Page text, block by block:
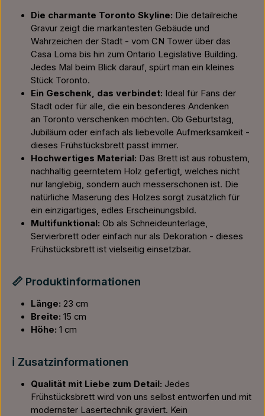
Die charmante Toronto Skyline: Die detailreiche
Gravur zeigt die markantesten Gebäude und
Wahrzeichen der Stadt - vom CN Tower über das
Casa Loma bis hin zum Ontario Legislative Building.
Jedes Mal beim Blick darauf, spürt man ein kleines
Stück Toronto.
Ein Geschenk, das verbindet: Ideal für Fans der
Stadt oder für alle, die ein besonderes Andenken
an Toronto verschenken möchten. Ob Geburtstag,
Jubiläum oder einfach als liebevolle Aufmerksamkeit -
dieses Frühstücksbrett passt immer.
Hochwertiges Material: Das Brett ist aus robustem,
nachhaltig geerntetem Holz gefertigt, welches nicht
nur langlebig, sondern auch messerschonen ist. Die
natürliche Maserung des Holzes sorgt zusätzlich für
ein einzigartiges, edles Erscheinungsbild.
Multifunktional: Ob als Schneideunterlage,
Servierbrett oder einfach nur als Dekoration - dieses
Frühstücksbrett ist vielseitig einsetzbar.
📏 Produktinformationen
Länge: 23 cm
Breite: 15 cm
Höhe: 1 cm
ℹ️ Zusatzinformationen
Qualität mit Liebe zum Detail: Jedes
Frühstücksbrett wird von uns selbst entworfen und mit
modernster Lasertechnik graviert. Kein